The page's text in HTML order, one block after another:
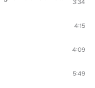
3:34
4:15
4:09
5:49